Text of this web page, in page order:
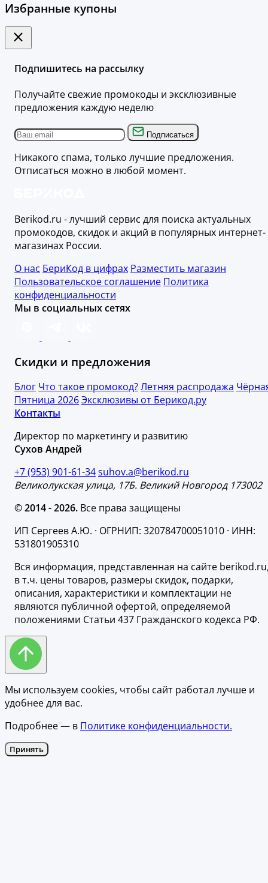
Избранные купоны
Подпишитесь на рассылку
Получайте свежие промокоды и эксклюзивные
предложения каждую неделю
Подписаться
Никакого спама, только лучшие предложения.
Отписаться можно в любой момент.
Berikod.ru - лучший сервис для поиска актуальных
промокодов, скидок и акций в популярных интернет-
магазинах России.
О нас БериКод в цифрах Разместить магазин
Пользовательское соглашение Политика
конфиденциальности
Мы в социальных сетях
Скидки и предложения
Блог Что такое промокод?Летняя распродажа
Пятница 2026Эксклюзивы от Берикод.ру
Контакты
Директор по маркетингу и развитию
Сухов Андрей
+7 (953) 901-61-34suhov.a@berikod.ru
Великолукская улица, 17Б. Великий Новгород 173002
© 2014 - 2026. Все права защищены
ИП Сергеев А.Ю. · ОГРНИП: 320784700051010 · ИНН:
531801905310
Вся информация, представленная на сайте
в т.ч. цены товаров, размеры скидок, подарки,
описания, характеристики и комплектации не
являются публичной офертой, определяемой
положениями Статьи 437 Гражданского кодекса РФ.
Мы используем cookies, чтобы сайт работал лучше и
удобнее для вас.
Подробнее — в Политике конфиденциальности.
Принять